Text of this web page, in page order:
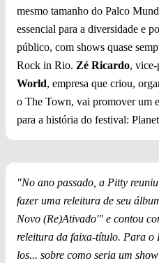
mesmo tamanho do Palco
essencial para a diversidade e
público, com shows quase
Rock in Rio. Zé Ricardo, vice-
World, empresa que criou,
o The Town, vai promover um
para a história do festival:
"No ano passado, a Pitty
fazer uma releitura de seu
Novo (Re)Ativado'" e contou
releitura da faixa-título. Para o
los... sobre como seria um